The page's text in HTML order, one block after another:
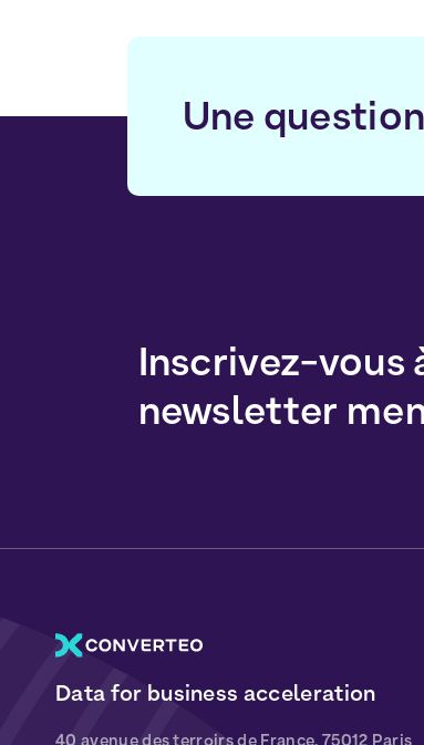
Une
Inscrivez-vous
newsletter
Data for business acceleration
40 avenue des terroirs de France, 75012 Paris